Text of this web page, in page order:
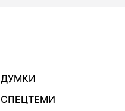
ДУМКИ
СПЕЦТЕМИ